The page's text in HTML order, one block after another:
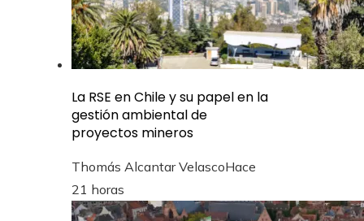
La RSE en Chile y su papel en la
gestión ambiental de
proyectos mineros
Thomás Alcantar VelascoHace
21 horas